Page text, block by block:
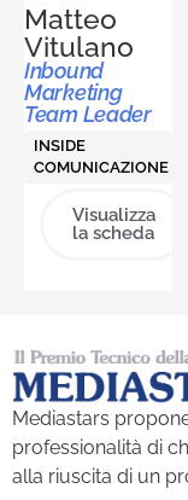
Matteo
Vitulano
Inbound
Marketing
Team Leader
INSIDE
COMUNICAZIONE
Visualizza
la scheda
Mediastars
professionalità di
alla riuscita di un